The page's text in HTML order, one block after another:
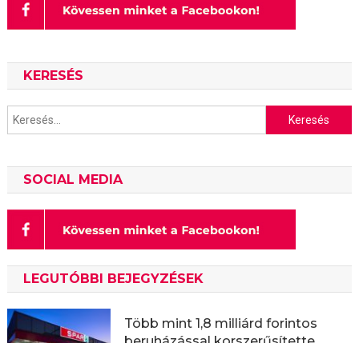
KERESÉS
Keresés:
SOCIAL MEDIA
LEGUTÓBBI BEJEGYZÉSEK
Több mint 1,8 milliárd forintos